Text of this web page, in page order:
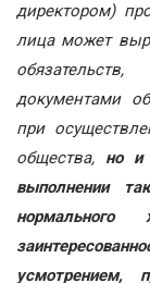
директором)
лица может
документами
при
общества, но и
выполнении
нормального
усмотрением,